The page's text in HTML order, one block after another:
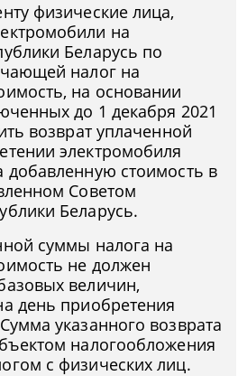
физические лица,
на
Беларусь по
налог на
на основании
до 1 декабря 2021
возврат уплаченной
электромобиля
добавленную стоимость в
Советом
Беларусь.
суммы налога на
не должен
величин,
день приобретения
указанного возврата
налогообложения
с физических лиц.